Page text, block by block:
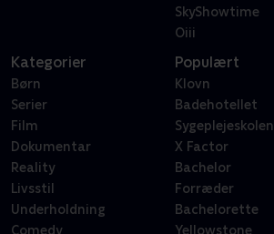
SkyShowtime
Oiii
Kategorier
Børn
Serier
Film
Dokumentar
Reality
Livsstil
Underholdning
Comedy
Populært
Klovn
Badehotellet
Sygeplejeskolen
X Factor
Bachelor
Forræder
Bachelorette
Yellowstone